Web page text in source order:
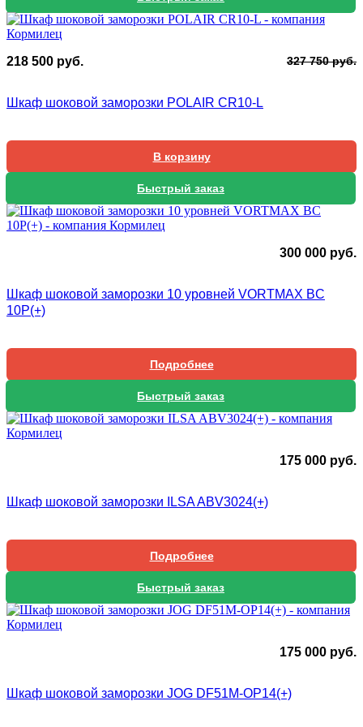
327 750руб.
218 500 руб.
Шкаф шоковой заморозки POLAIR CR10-L
В корзину
Быстрый заказ
300 000 руб.
Шкаф шоковой заморозки 10 уровней VORTMAX BC
10P(+)
Подробнее
Быстрый заказ
175 000 руб.
Шкаф шоковой заморозки ILSA ABV3024(+)
Подробнее
Быстрый заказ
175 000 руб.
Шкаф шоковой заморозки JOG DF51M-OP14(+)